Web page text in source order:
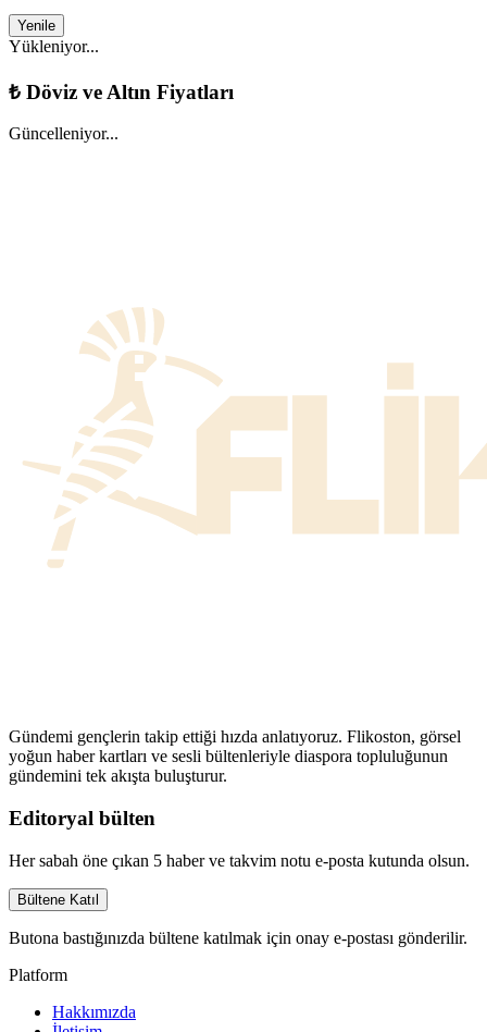
Yenile
Yükleniyor...
₺ Döviz ve Altın Fiyatları
Güncelleniyor...
Gündemi gençlerin takip ettiği hızda anlatıyoruz. Flikoston, görsel
yoğun haber kartları ve sesli bültenleriyle diaspora topluluğunun
gündemini tek akışta buluşturur.
Editoryal bülten
Her sabah öne çıkan 5 haber ve takvim notu e-posta kutunda olsun.
Bültene Katıl
Butona bastığınızda bültene katılmak için onay e-postası gönderilir.
Platform
Hakkımızda